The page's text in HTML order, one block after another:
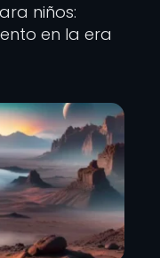
niños:
en la era